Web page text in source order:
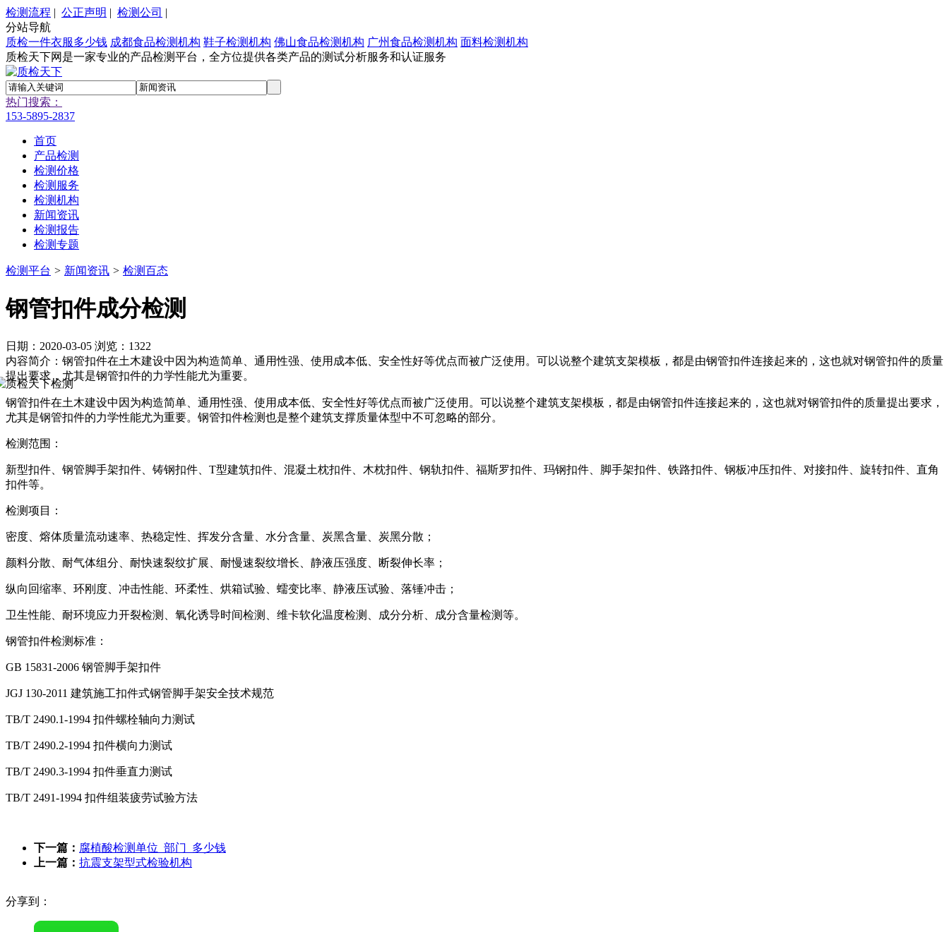
检测流程 | 公正声明 | 检测公司 |
分站导航
质检一件衣服多少钱 成都食品检测机构 鞋子检测机构 佛山食品检测机构 广州食品检测机构 面料检测机构
质检天下网是一家专业的产品检测平台，全方位提供各类产品的测试分析服务和认证服务
热门搜索：
153-5895-2837
首页
产品检测
检测价格
检测服务
检测机构
新闻资讯
检测报告
检测专题
检测平台 > 新闻资讯 > 检测百态
钢管扣件成分检测
日期：2020-03-05 浏览：1322
内容简介：钢管扣件在土木建设中因为构造简单、通用性强、使用成本低、安全性好等优点而被广泛使用。可以说整个建筑支架模板，都是由钢管扣件连接起来的，这也就对钢管扣件的质量
提出要求，尤其是钢管扣件的力学性能尤为重要。
钢管扣件在土木建设中因为构造简单、通用性强、使用成本低、安全性好等优点而被广泛使用。可以说整个建筑支架模板，都是由钢管扣件连接起来的，这也就对钢管扣件的质量提出要求，
尤其是钢管扣件的力学性能尤为重要。钢管扣件检测也是整个建筑支撑质量体型中不可忽略的部分。
检测范围：
新型扣件、钢管脚手架扣件、铸钢扣件、T型建筑扣件、混凝土枕扣件、木枕扣件、钢轨扣件、福斯罗扣件、玛钢扣件、脚手架扣件、铁路扣件、钢板冲压扣件、对接扣件、旋转扣件、直角
扣件等。
检测项目：
密度、熔体质量流动速率、热稳定性、挥发分含量、水分含量、炭黑含量、炭黑分散；
颜料分散、耐气体组分、耐快速裂纹扩展、耐慢速裂纹增长、静液压强度、断裂伸长率；
纵向回缩率、环刚度、冲击性能、环柔性、烘箱试验、蠕变比率、静液压试验、落锤冲击；
卫生性能、耐环境应力开裂检测、氧化诱导时间检测、维卡软化温度检测、成分分析、成分含量检测等。
钢管扣件检测标准：
GB 15831-2006 钢管脚手架扣件
JGJ 130-2011 建筑施工扣件式钢管脚手架安全技术规范
TB/T 2490.1-1994 扣件螺栓轴向力测试
TB/T 2490.2-1994 扣件横向力测试
TB/T 2490.3-1994 扣件垂直力测试
TB/T 2491-1994 扣件组装疲劳试验方法
下一篇： 腐植酸检测单位_部门_多少钱
上一篇： 抗震支架型式检验机构
分享到：